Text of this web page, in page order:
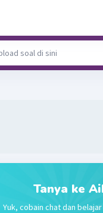
Tanya ke
Yuk, cobain chat dan